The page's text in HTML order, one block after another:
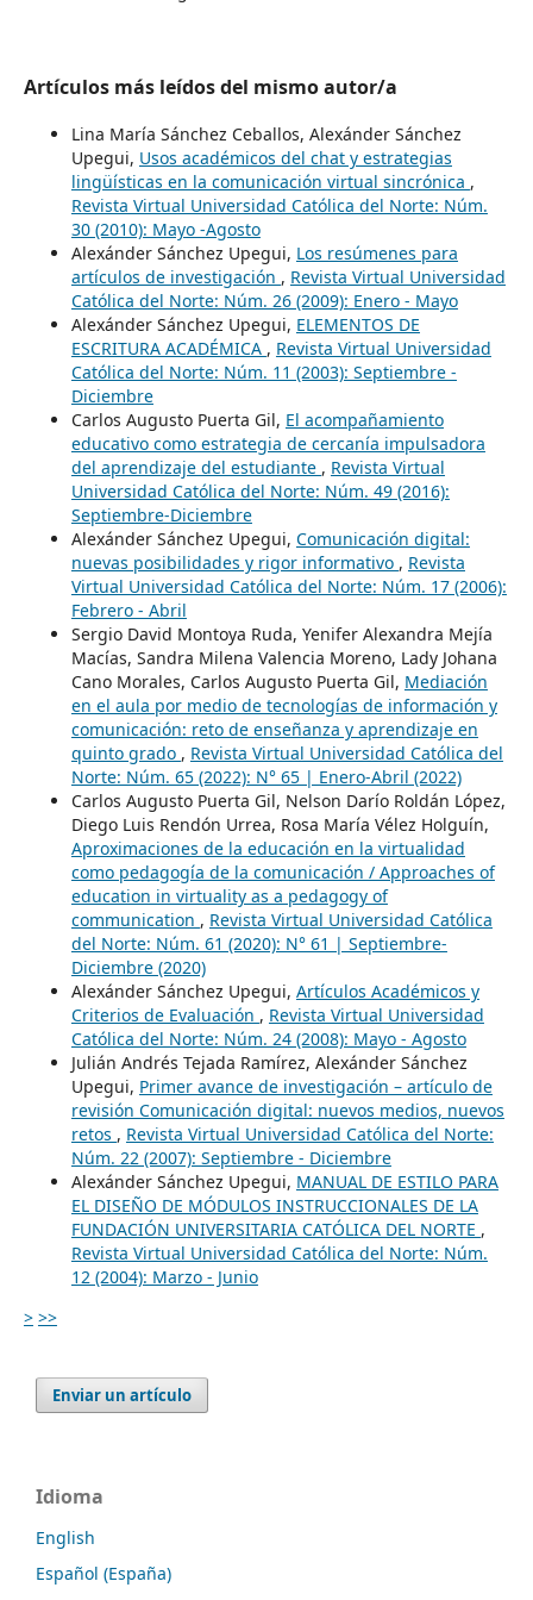
Artículos más leídos del mismo autor/a
Lina María Sánchez Ceballos, Alexánder Sánchez
Upegui, Usos académicos del chat y estrategias
lingüísticas en la comunicación virtual sincrónica ,
Revista Virtual Universidad Católica del Norte: Núm.
30 (2010): Mayo -Agosto
Alexánder Sánchez Upegui, Los resúmenes para
artículos de investigación , Revista Virtual Universidad
Católica del Norte: Núm. 26 (2009): Enero - Mayo
Alexánder Sánchez Upegui, ELEMENTOS DE
ESCRITURA ACADÉMICA , Revista Virtual Universidad
Católica del Norte: Núm. 11 (2003): Septiembre -
Diciembre
Carlos Augusto Puerta Gil, El acompañamiento
educativo como estrategia de cercanía impulsadora
del aprendizaje del estudiante , Revista Virtual
Universidad Católica del Norte: Núm. 49 (2016):
Septiembre-Diciembre
Alexánder Sánchez Upegui, Comunicación digital:
nuevas posibilidades y rigor informativo , Revista
Virtual Universidad Católica del Norte: Núm. 17 (2006):
Febrero - Abril
Sergio David Montoya Ruda, Yenifer Alexandra Mejía
Macías, Sandra Milena Valencia Moreno, Lady Johana
Cano Morales, Carlos Augusto Puerta Gil, Mediación
en el aula por medio de tecnologías de información y
comunicación: reto de enseñanza y aprendizaje en
quinto grado , Revista Virtual Universidad Católica del
Norte: Núm. 65 (2022): N° 65 | Enero-Abril (2022)
Carlos Augusto Puerta Gil, Nelson Darío Roldán López,
Diego Luis Rendón Urrea, Rosa María Vélez Holguín,
Aproximaciones de la educación en la virtualidad
como pedagogía de la comunicación / Approaches of
education in virtuality as a pedagogy of
communication , Revista Virtual Universidad Católica
del Norte: Núm. 61 (2020): N° 61 | Septiembre-
Diciembre (2020)
Alexánder Sánchez Upegui, Artículos Académicos y
Criterios de Evaluación , Revista Virtual Universidad
Católica del Norte: Núm. 24 (2008): Mayo - Agosto
Julián Andrés Tejada Ramírez, Alexánder Sánchez
Upegui, Primer avance de investigación – artículo de
revisión Comunicación digital: nuevos medios, nuevos
retos , Revista Virtual Universidad Católica del Norte:
Núm. 22 (2007): Septiembre - Diciembre
Alexánder Sánchez Upegui, MANUAL DE ESTILO PARA
EL DISEÑO DE MÓDULOS INSTRUCCIONALES DE LA
FUNDACIÓN UNIVERSITARIA CATÓLICA DEL NORTE ,
Revista Virtual Universidad Católica del Norte: Núm.
12 (2004): Marzo - Junio
> >>
Enviar un artículo
Idioma
English
Español (España)